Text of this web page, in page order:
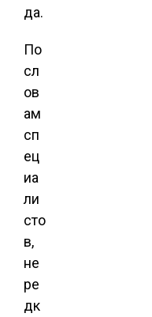
да.
По
сл
ов
ам
сп
ец
иа
ли
сто
в,
не
ре
дк